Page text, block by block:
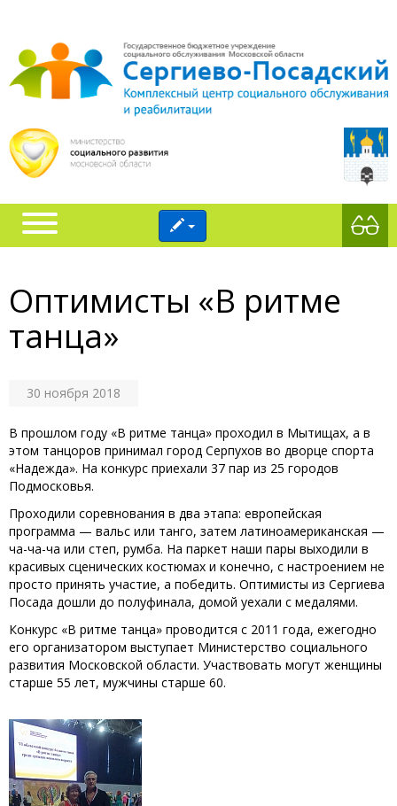
Оптимисты «В ритме
танца»
30 ноября 2018
В прошлом году «В ритме танца» проходил в Мытищах, а в
этом танцоров принимал город Серпухов во дворце спорта
«Надежда». На конкурс приехали 37 пар из 25 городов
Подмосковья.
Проходили соревнования в два этапа: европейская
программа — вальс или танго, затем латиноамериканская —
ча-ча-ча или степ, румба. На паркет наши пары выходили в
красивых сценических костюмах и конечно, с настроением не
просто принять участие, а победить. Оптимисты из Сергиева
Посада дошли до полуфинала, домой уехали с медалями.
Конкурс «В ритме танца» проводится с 2011 года, ежегодно
его организатором выступает Министерство социального
развития Московской области. Участвовать могут женщины
старше 55 лет, мужчины старше 60.